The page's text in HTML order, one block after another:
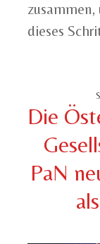
dieses
Die
PaN